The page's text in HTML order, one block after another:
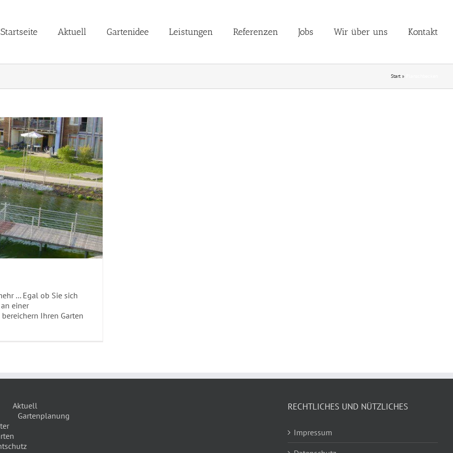
Startseite Aktuell Gartenidee Leistungen Referenzen Jobs Wir über uns Kontakt
Start»
... Egal ob Sie sich
einer
Ihren Garten
Aktuell
Gartenplanung
RECHTLICHES UND NÜTZLICHES
Impressum